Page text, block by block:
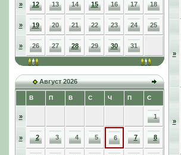
» 12 13 14 15 16 17 18
» 19 20 21 22 23 24 25
» 26 27 28 29 30 31
Август 2026
В П В С Ч П С
» 1
» 2 3 4 5 6 7 8
»
»